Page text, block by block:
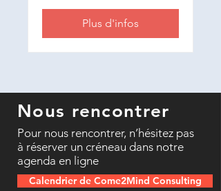
Plus d'infos
Nous rencontrer
Pour nous rencontrer, n’hésitez pas
à réserver un créneau dans notre
agenda en ligne
Calendrier de Come2Mind Consulting